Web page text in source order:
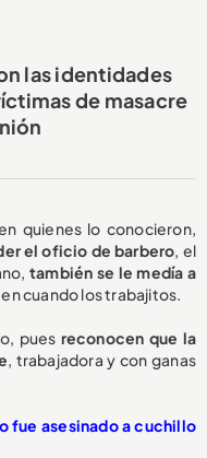
las identidades
de masacre
quienes lo conocieron,
el oficio de barbero, el
también se le medía a
cuando los trabajitos.
pues reconocen que la
, trabajadora y con ganas
fue asesinado a cuchillo